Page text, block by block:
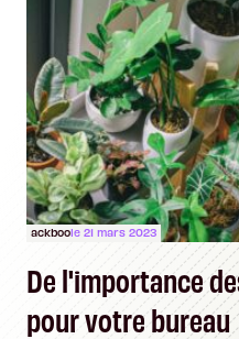
ackboole 21 mars 2023
De l'importance
pour votre bureau